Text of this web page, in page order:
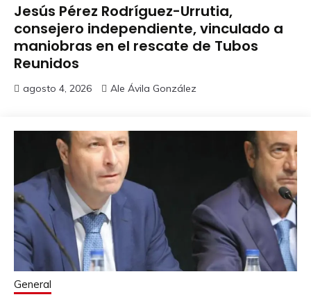
Jesús Pérez Rodríguez-Urrutia,
consejero independiente, vinculado a
maniobras en el rescate de Tubos
Reunidos
agosto 4, 2026 Ale Ávila González
General